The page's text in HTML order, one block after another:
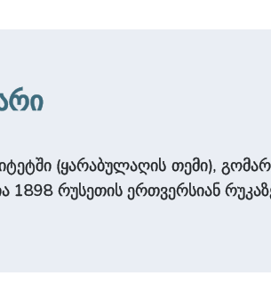
(ყარაბულაღის თემი),
რუსეთის ერთვერსიან